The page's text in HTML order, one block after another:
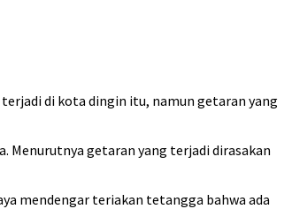
di kota dingin itu, namun getaran yang
Menurutnya getaran yang terjadi dirasakan
mendengar teriakan tetangga bahwa ada